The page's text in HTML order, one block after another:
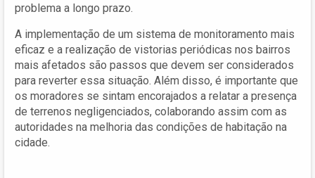
problema a longo prazo.
A implementação de um sistema de monitoramento mais
eficaz e a realização de vistorias periódicas nos bairros
mais afetados são passos que devem ser considerados
para reverter essa situação. Além disso, é importante que
os moradores se sintam encorajados a relatar a presença
de terrenos negligenciados, colaborando assim com as
autoridades na melhoria das condições de habitação na
cidade.